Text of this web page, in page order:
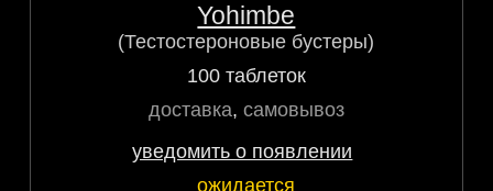
Yohimbe
(Тестостероновые бустеры)
100 таблеток
доставка, самовывоз
уведомить о появлении
ожидается